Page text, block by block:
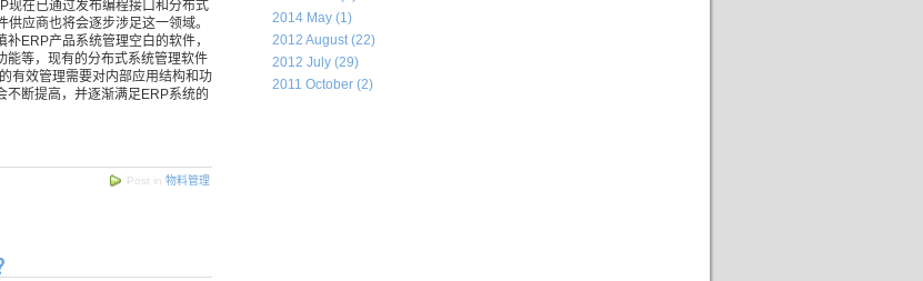
现在已通过发布编程接口和分布式
应商也将会逐步涉足这一领域。
ERP产品系统管理空白的软件，
能等，现有的分布式系统管理软件
有效管理需要对内部应用结构和功
不断提高，并逐渐满足ERP系统的
Post in 物料管理
2014 May (1)
2012 August (22)
2012 July (29)
2011 October (2)